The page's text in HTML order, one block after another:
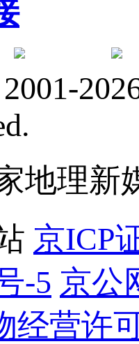
地理新
京ICP
-5 京公
经营许